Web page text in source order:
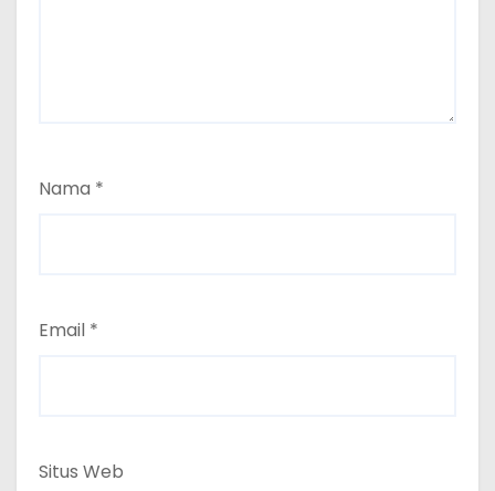
Nama *
Email *
Situs Web